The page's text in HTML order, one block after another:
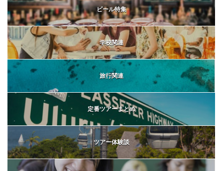
ビール特集
学校関連
旅行関連
定番ツアーまとめ
ツアー体験談